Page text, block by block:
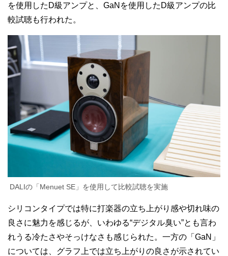
を使用したD級アンプと、GaNを使用したD級アンプの比
較試聴も行われた。
DALIの「Menuet SE」を使用して比較試聴を実施
シリコンタイプでは特に打楽器の立ち上がり感や切れ味の
良さに魅力を感じるが、いわゆる“デジタル臭い”とも言わ
れうる冷たさやそっけなさも感じられた。一方の「GaN」
については、グラフ上では立ち上がりの良さが示されてい